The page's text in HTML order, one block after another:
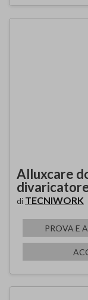
Alluxcare
di TECNIWORK
PROVA E